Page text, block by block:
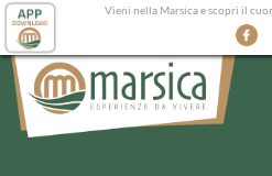
Vieni nella Marsica e scopri il